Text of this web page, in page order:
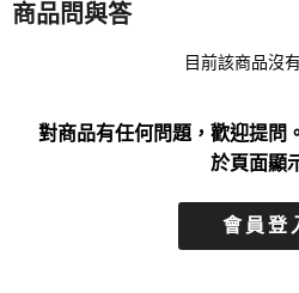
商品問與答
目前該商品沒
對商品有任何問題，歡迎提問
於頁面顯
會員登